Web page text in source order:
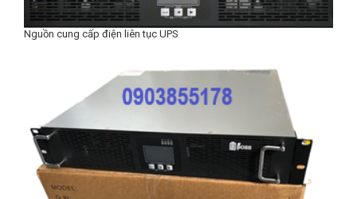
Nguồn cung cấp điện liên tục UPS